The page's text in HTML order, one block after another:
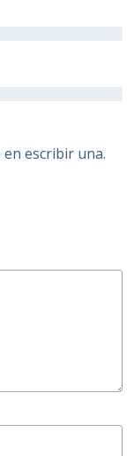
escribir una.